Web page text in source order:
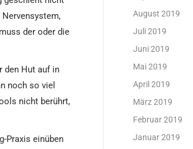
der oder die
den Hut auf in
noch so viel
nicht berührt,
Praxis einüben
August 2019
Juli 2019
Juni 2019
Mai 2019
April 2019
März 2019
Februar 2019
Januar 2019